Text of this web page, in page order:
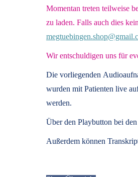
Momentan treten teilweise
zu laden. Falls auch dies
Wir entschuldigen uns für
Die vorliegenden
wurden mit Patienten live
werden.
Über den Playbutton bei
Außerdem können